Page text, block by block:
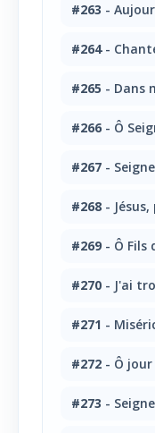
#263 -
#264-
#265 - Dans
#266 - Ô
#267 -
#268 -
#269 - Ô Fils
#270 - J'ai
#271 -
#272 - Ô
#273 -